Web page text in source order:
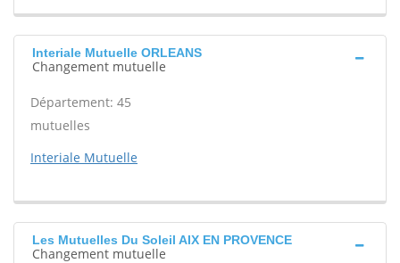
Interiale Mutuelle ORLEANS
Changement mutuelle
Département: 45
mutuelles
Interiale Mutuelle
Les Mutuelles Du Soleil AIX EN PROVENCE
Changement mutuelle